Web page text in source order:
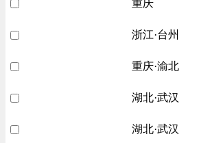
重庆
浙江·台州
重庆·渝北
湖北·武汉
湖北·武汉